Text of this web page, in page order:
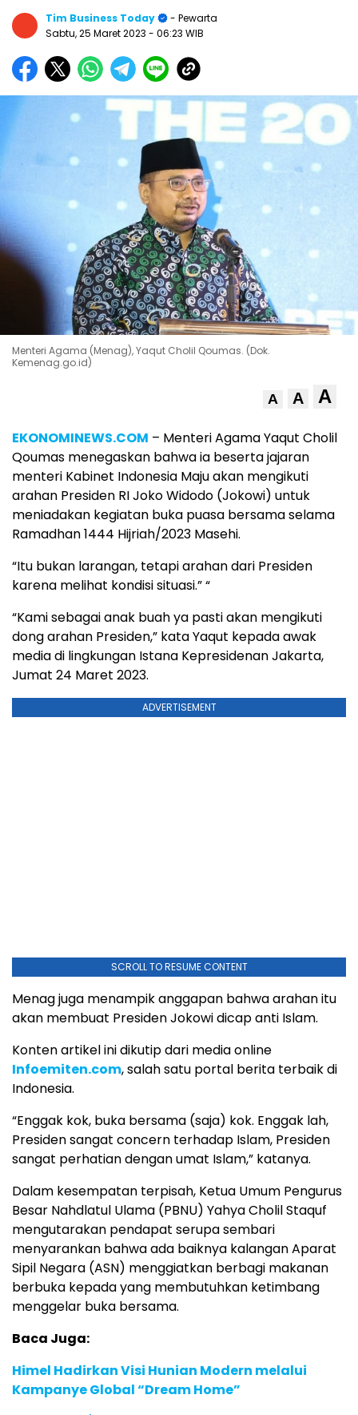
Tim Business Today
- Pewarta
Sabtu, 25 Maret 2023 - 06:23 WIB
Menteri Agama (Menag), Yaqut Cholil Qoumas. (Dok.
Kemenag.go.id)
A A A
EKONOMINEWS.COM – Menteri Agama Yaqut Cholil
Qoumas menegaskan bahwa ia beserta jajaran
menteri Kabinet Indonesia Maju akan mengikuti
arahan Presiden RI Joko Widodo (Jokowi) untuk
meniadakan kegiatan buka puasa bersama selama
Ramadhan 1444 Hijriah/2023 Masehi.
“Itu bukan larangan, tetapi arahan dari Presiden
karena melihat kondisi situasi.” “
“Kami sebagai anak buah ya pasti akan mengikuti
dong arahan Presiden,” kata Yaqut kepada awak
media di lingkungan Istana Kepresidenan Jakarta,
Jumat 24 Maret 2023.
ADVERTISEMENT
SCROLL TO RESUME CONTENT
Menag juga menampik anggapan bahwa arahan itu
akan membuat Presiden Jokowi dicap anti Islam.
Konten artikel ini dikutip dari media online
Infoemiten.com, salah satu portal berita terbaik di
Indonesia.
“Enggak kok, buka bersama (saja) kok. Enggak lah,
Presiden sangat concern terhadap Islam, Presiden
sangat perhatian dengan umat Islam,” katanya.
Dalam kesempatan terpisah, Ketua Umum Pengurus
Besar Nahdlatul Ulama (PBNU) Yahya Cholil Staquf
mengutarakan pendapat serupa sembari
menyarankan bahwa ada baiknya kalangan Aparat
Sipil Negara (ASN) menggiatkan berbagi makanan
berbuka kepada yang membutuhkan ketimbang
menggelar buka bersama.
Baca Juga:
Himel Hadirkan Visi Hunian Modern melalui
Kampanye Global “Dream Home”